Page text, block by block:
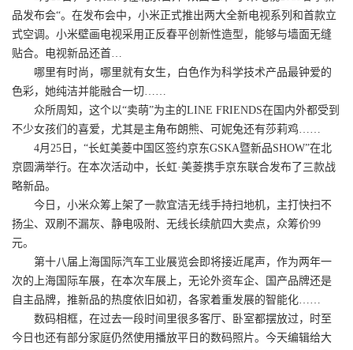
品发布会“。在发布会中，小米正式推出两大全新电视系列和首款立
式空调。小米壁画电视采用正反春平创新性造型，能够与墙面无缝
贴合。电视新品还首…
哪里有时尚，哪里就有女生，白色作为科学技术产品最钟爱的
色彩，她纯洁并能融合一切……
众所周知，这个以“卖萌”为主的LINE FRIENDS在国内外都受到
不少女孩们的喜爱，尤其是主角布朗熊、可妮兔还有莎莉鸡……
4月25日，“长虹美菱中国区签约京东GSKA暨新品SHOW”在北
京圆满举行。在本次活动中，长虹·美菱携手京东联合发布了三款战
略新品。
今日，小米众筹上架了一款宜洁无线手持扫地机，主打快扫不
扬尘、双刷不漏灰、静电吸附、无线长续航四大卖点，众筹价99
元。
第十八届上海国际汽车工业展览会即将接近尾声，作为两年一
次的上海国际车展，在本次车展上，无论外资车企、国产品牌还是
自主品牌，推新品的热度依旧如初，各家着重发展的智能化……
数码相框，在过去一段时间里很多客厅、卧室都摆放过，时至
今日也还有部分家庭仍然使用播放平日的数码照片。今天编辑给大